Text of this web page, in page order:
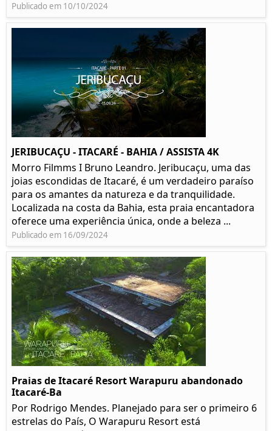
Publicado em 10/10/2024
JERIBUCAÇU - ITACARÉ - BAHIA / ASSISTA 4K
Morro Filmms I Bruno Leandro. Jeribucaçu, uma das
joias escondidas de Itacaré, é um verdadeiro paraíso
para os amantes da natureza e da tranquilidade.
Localizada na costa da Bahia, esta praia encantadora
oferece uma experiência única, onde a beleza ...
Publicado em 16/09/2024
Praias de Itacaré Resort Warapuru abandonado
Itacaré-Ba
Por Rodrigo Mendes. Planejado para ser o primeiro 6
estrelas do País, O Warapuru Resort está